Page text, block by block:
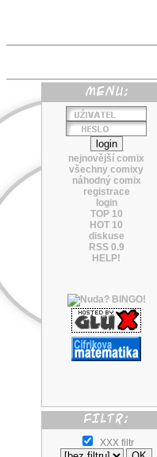
nejnovější comix
všechny comixy
náhodný comix
registrace
login
TOP 10
HOT 10
diskuse
RSS 0.9
HELP!
XXX filtr